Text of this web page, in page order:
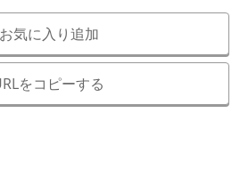
お気に入り追加
をコピーする